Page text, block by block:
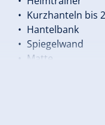
Kurzhanteln bis
Hantelbank
Spiegelwand
Matte